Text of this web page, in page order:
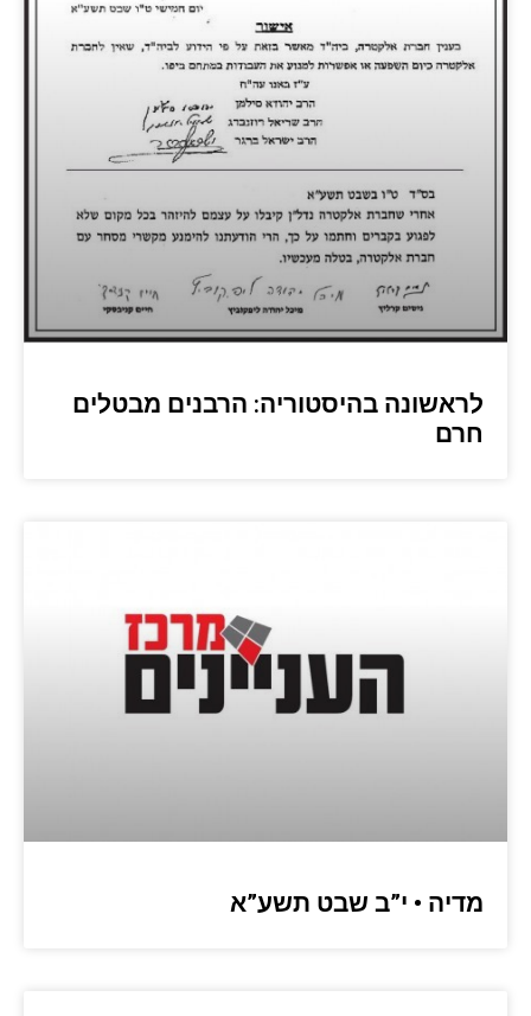
לראשונה בהיסטוריה: הרבנים מבטלים
חרם
מדיה • י”ב שבט תשע”א